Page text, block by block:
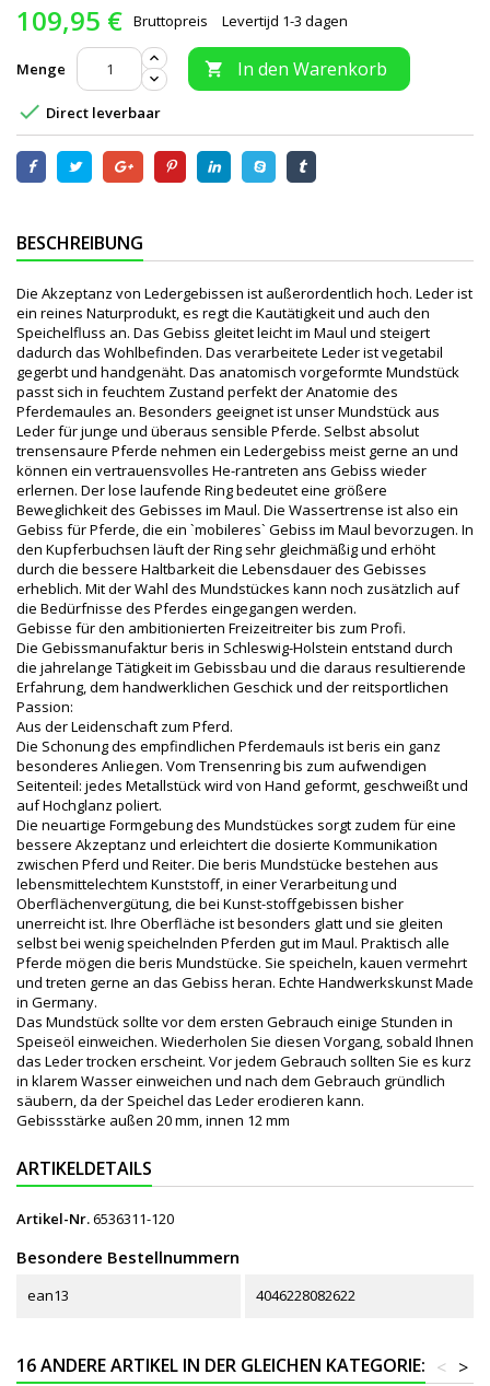
109,95 € Bruttopreis Levertijd 1-3 dagen
Menge  In den Warenkorb
 Direct leverbaar
BESCHREIBUNG
Die Akzeptanz von Ledergebissen ist außerordentlich hoch. Leder ist
ein reines Naturprodukt, es regt die Kautätigkeit und auch den
Speichelfluss an. Das Gebiss gleitet leicht im Maul und steigert
dadurch das Wohlbefinden. Das verarbeitete Leder ist vegetabil
gegerbt und handgenäht. Das anatomisch vorgeformte Mundstück
passt sich in feuchtem Zustand perfekt der Anatomie des
Pferdemaules an. Besonders geeignet ist unser Mundstück aus
Leder für junge und überaus sensible Pferde. Selbst absolut
trensensaure Pferde nehmen ein Ledergebiss meist gerne an und
können ein vertrauensvolles He-rantreten ans Gebiss wieder
erlernen. Der lose laufende Ring bedeutet eine größere
Beweglichkeit des Gebisses im Maul. Die Wassertrense ist also ein
Gebiss für Pferde, die ein `mobileres` Gebiss im Maul bevorzugen. In
den Kupferbuchsen läuft der Ring sehr gleichmäßig und erhöht
durch die bessere Haltbarkeit die Lebensdauer des Gebisses
erheblich. Mit der Wahl des Mundstückes kann noch zusätzlich auf
die Bedürfnisse des Pferdes eingegangen werden.
Gebisse für den ambitionierten Freizeitreiter bis zum Profi.
Die Gebissmanufaktur beris in Schleswig-Holstein entstand durch
die jahrelange Tätigkeit im Gebissbau und die daraus resultierende
Erfahrung, dem handwerklichen Geschick und der reitsportlichen
Passion:
Aus der Leidenschaft zum Pferd.
Die Schonung des empfindlichen Pferdemauls ist beris ein ganz
besonderes Anliegen. Vom Trensenring bis zum aufwendigen
Seitenteil: jedes Metallstück wird von Hand geformt, geschweißt und
auf Hochglanz poliert.
Die neuartige Formgebung des Mundstückes sorgt zudem für eine
bessere Akzeptanz und erleichtert die dosierte Kommunikation
zwischen Pferd und Reiter. Die beris Mundstücke bestehen aus
lebensmittelechtem Kunststoff, in einer Verarbeitung und
Oberflächenvergütung, die bei Kunst-stoffgebissen bisher
unerreicht ist. Ihre Oberfläche ist besonders glatt und sie gleiten
selbst bei wenig speichelnden Pferden gut im Maul. Praktisch alle
Pferde mögen die beris Mundstücke. Sie speicheln, kauen vermehrt
und treten gerne an das Gebiss heran. Echte Handwerkskunst Made
in Germany.
Das Mundstück sollte vor dem ersten Gebrauch einige Stunden in
Speiseöl einweichen. Wiederholen Sie diesen Vorgang, sobald Ihnen
das Leder trocken erscheint. Vor jedem Gebrauch sollten Sie es kurz
in klarem Wasser einweichen und nach dem Gebrauch gründlich
säubern, da der Speichel das Leder erodieren kann.
Gebissstärke außen 20 mm, innen 12 mm
ARTIKELDETAILS
Artikel-Nr.6536311-120
Besondere Bestellnummern
ean13 4046228082622
16 ANDERE ARTIKEL IN DER GLEICHEN KATEGORIE: >
<